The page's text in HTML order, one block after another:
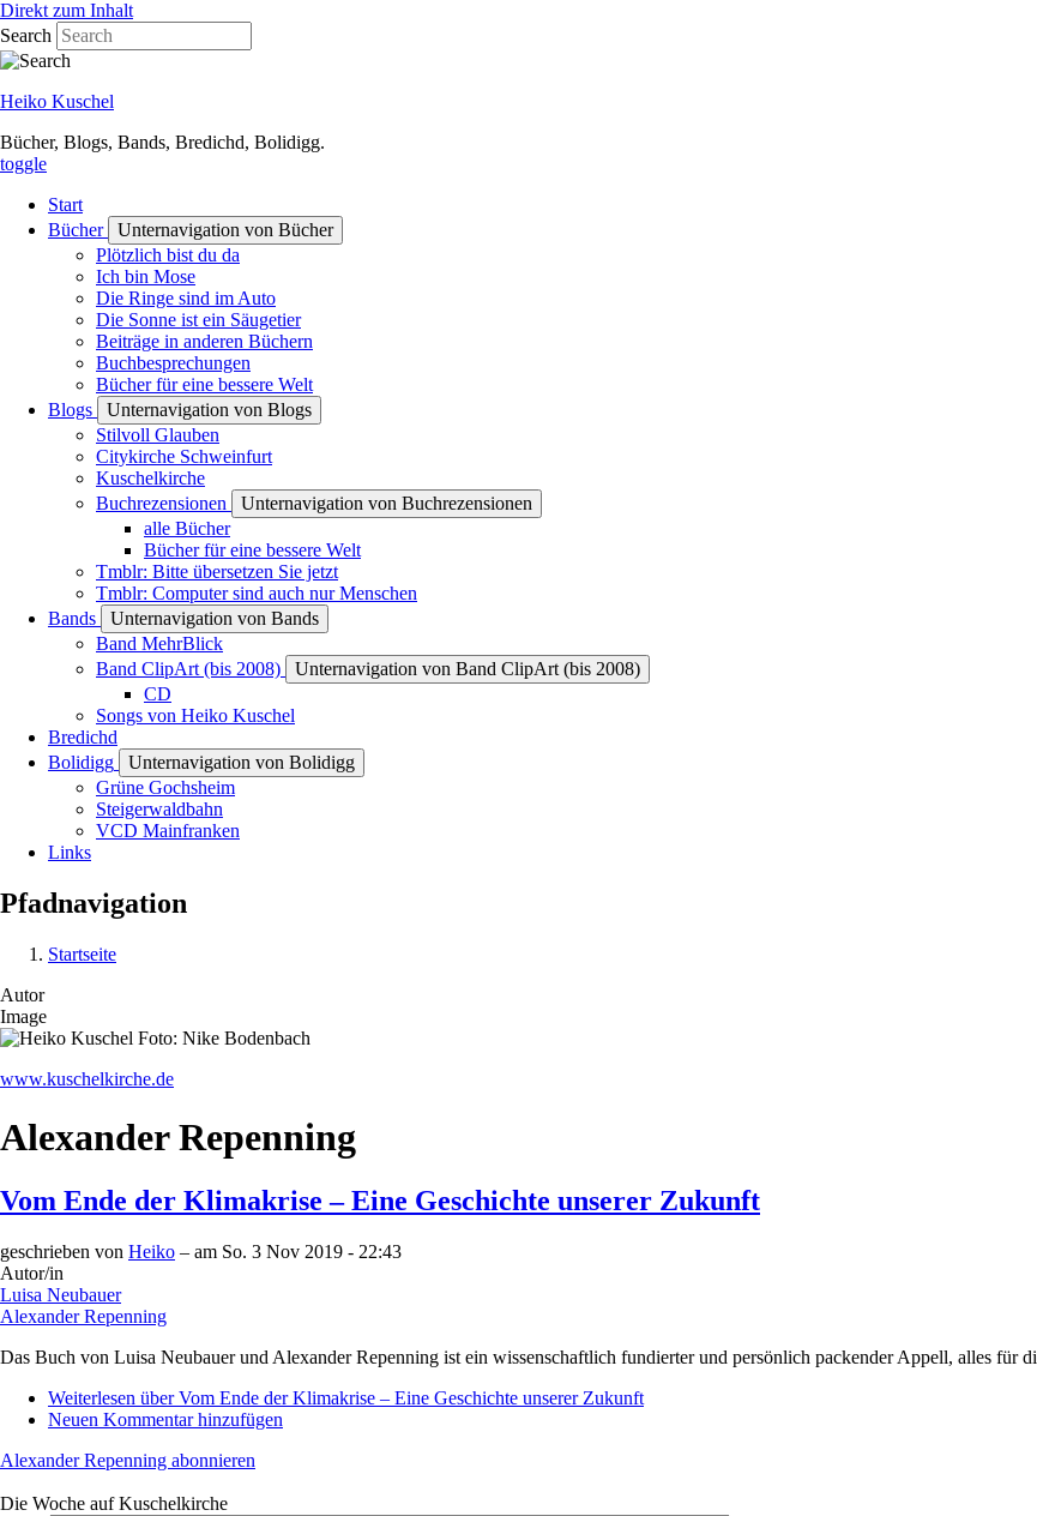
Direkt zum Inhalt
Search
Heiko Kuschel
Bücher, Blogs, Bands, Bredichd, Bolidigg.
toggle
Start
Bücher
Unternavigation von Bücher
Plötzlich bist du da
Ich bin Mose
Die Ringe sind im Auto
Die Sonne ist ein Säugetier
Beiträge in anderen Büchern
Buchbesprechungen
Bücher für eine bessere Welt
Blogs
Unternavigation von Blogs
Stilvoll Glauben
Citykirche Schweinfurt
Kuschelkirche
Buchrezensionen
Unternavigation von Buchrezensionen
alle Bücher
Bücher für eine bessere Welt
Tmblr: Bitte übersetzen Sie jetzt
Tmblr: Computer sind auch nur Menschen
Bands
Unternavigation von Bands
Band MehrBlick
Band ClipArt (bis 2008)
Unternavigation von Band ClipArt (bis 2008)
CD
Songs von Heiko Kuschel
Bredichd
Bolidigg
Unternavigation von Bolidigg
Grüne Gochsheim
Steigerwaldbahn
VCD Mainfranken
Links
Pfadnavigation
Startseite
Autor
Image
www.kuschelkirche.de
Alexander Repenning
Vom Ende der Klimakrise – Eine Geschichte unserer Zukunft
geschrieben von Heiko – am So. 3 Nov 2019 - 22:43
Autor/in
Luisa Neubauer
Alexander Repenning
Das Buch von Luisa Neubauer und Alexander Repenning ist ein wissenschaftlich fundierter und persönlich packender Appell, alles für
Weiterlesen über Vom Ende der Klimakrise – Eine Geschichte unserer Zukunft
Neuen Kommentar hinzufügen
Alexander Repenning abonnieren
Die Woche auf Kuschelkirche